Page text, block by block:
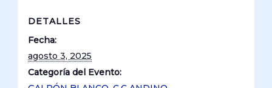
DETALLES
Fecha:
agosto 3, 2025
Categoría del Evento: